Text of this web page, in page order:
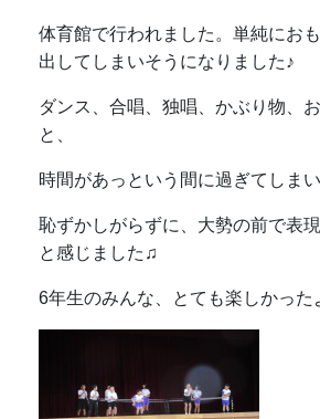
体育館で行われました。単純にお
出してしまいそうになりました♪
ダンス、合唱、独唱、かぶり物、
と、
時間があっという間に過ぎてしまい
恥ずかしがらずに、大勢の前で表
と感じました♫
6年生のみんな、とても楽しかった